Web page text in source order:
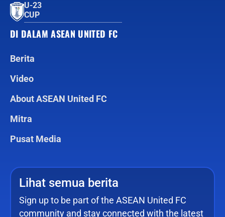
U-23
CUP
DI DALAM ASEAN UNITED FC
Berita
Video
About ASEAN United FC
Mitra
Pusat Media
Lihat semua berita
Sign up to be part of the ASEAN United FC
community and stay connected with the latest